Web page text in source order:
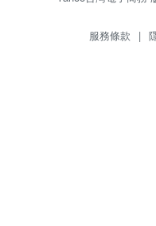
服務條款 |